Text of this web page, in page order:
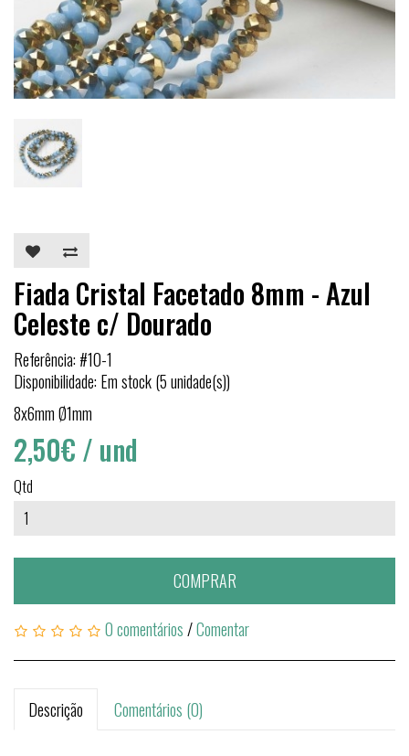
Fiada Cristal Facetado 8mm - Azul
Celeste c/ Dourado
Referência: #10-1
Disponibilidade: Em stock (5 unidade(s))
8x6mm Ø1mm
2,50€ / und
Qtd
COMPRAR
0 comentários/Comentar
Descrição Comentários (0)